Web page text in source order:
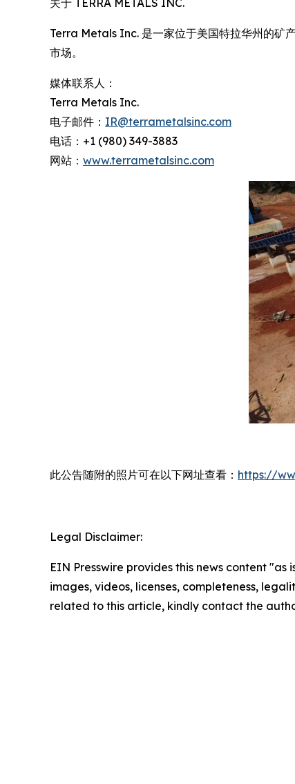
关于 TERRA METALS INC.
Terra Metals Inc. 是一家位于美国特拉华州的矿
市场。
媒体联系人：
Terra Metals Inc.
电子邮件： IR@terrametalsinc.com
电话：+1 (980) 349-3883
网站： www.terrametalsinc.com
此公告随附的照片可在以下网址查看： https://
Legal Disclaimer:
EIN Presswire provides this news content
images, videos, licenses, completeness,
related to this article, kindly contact the